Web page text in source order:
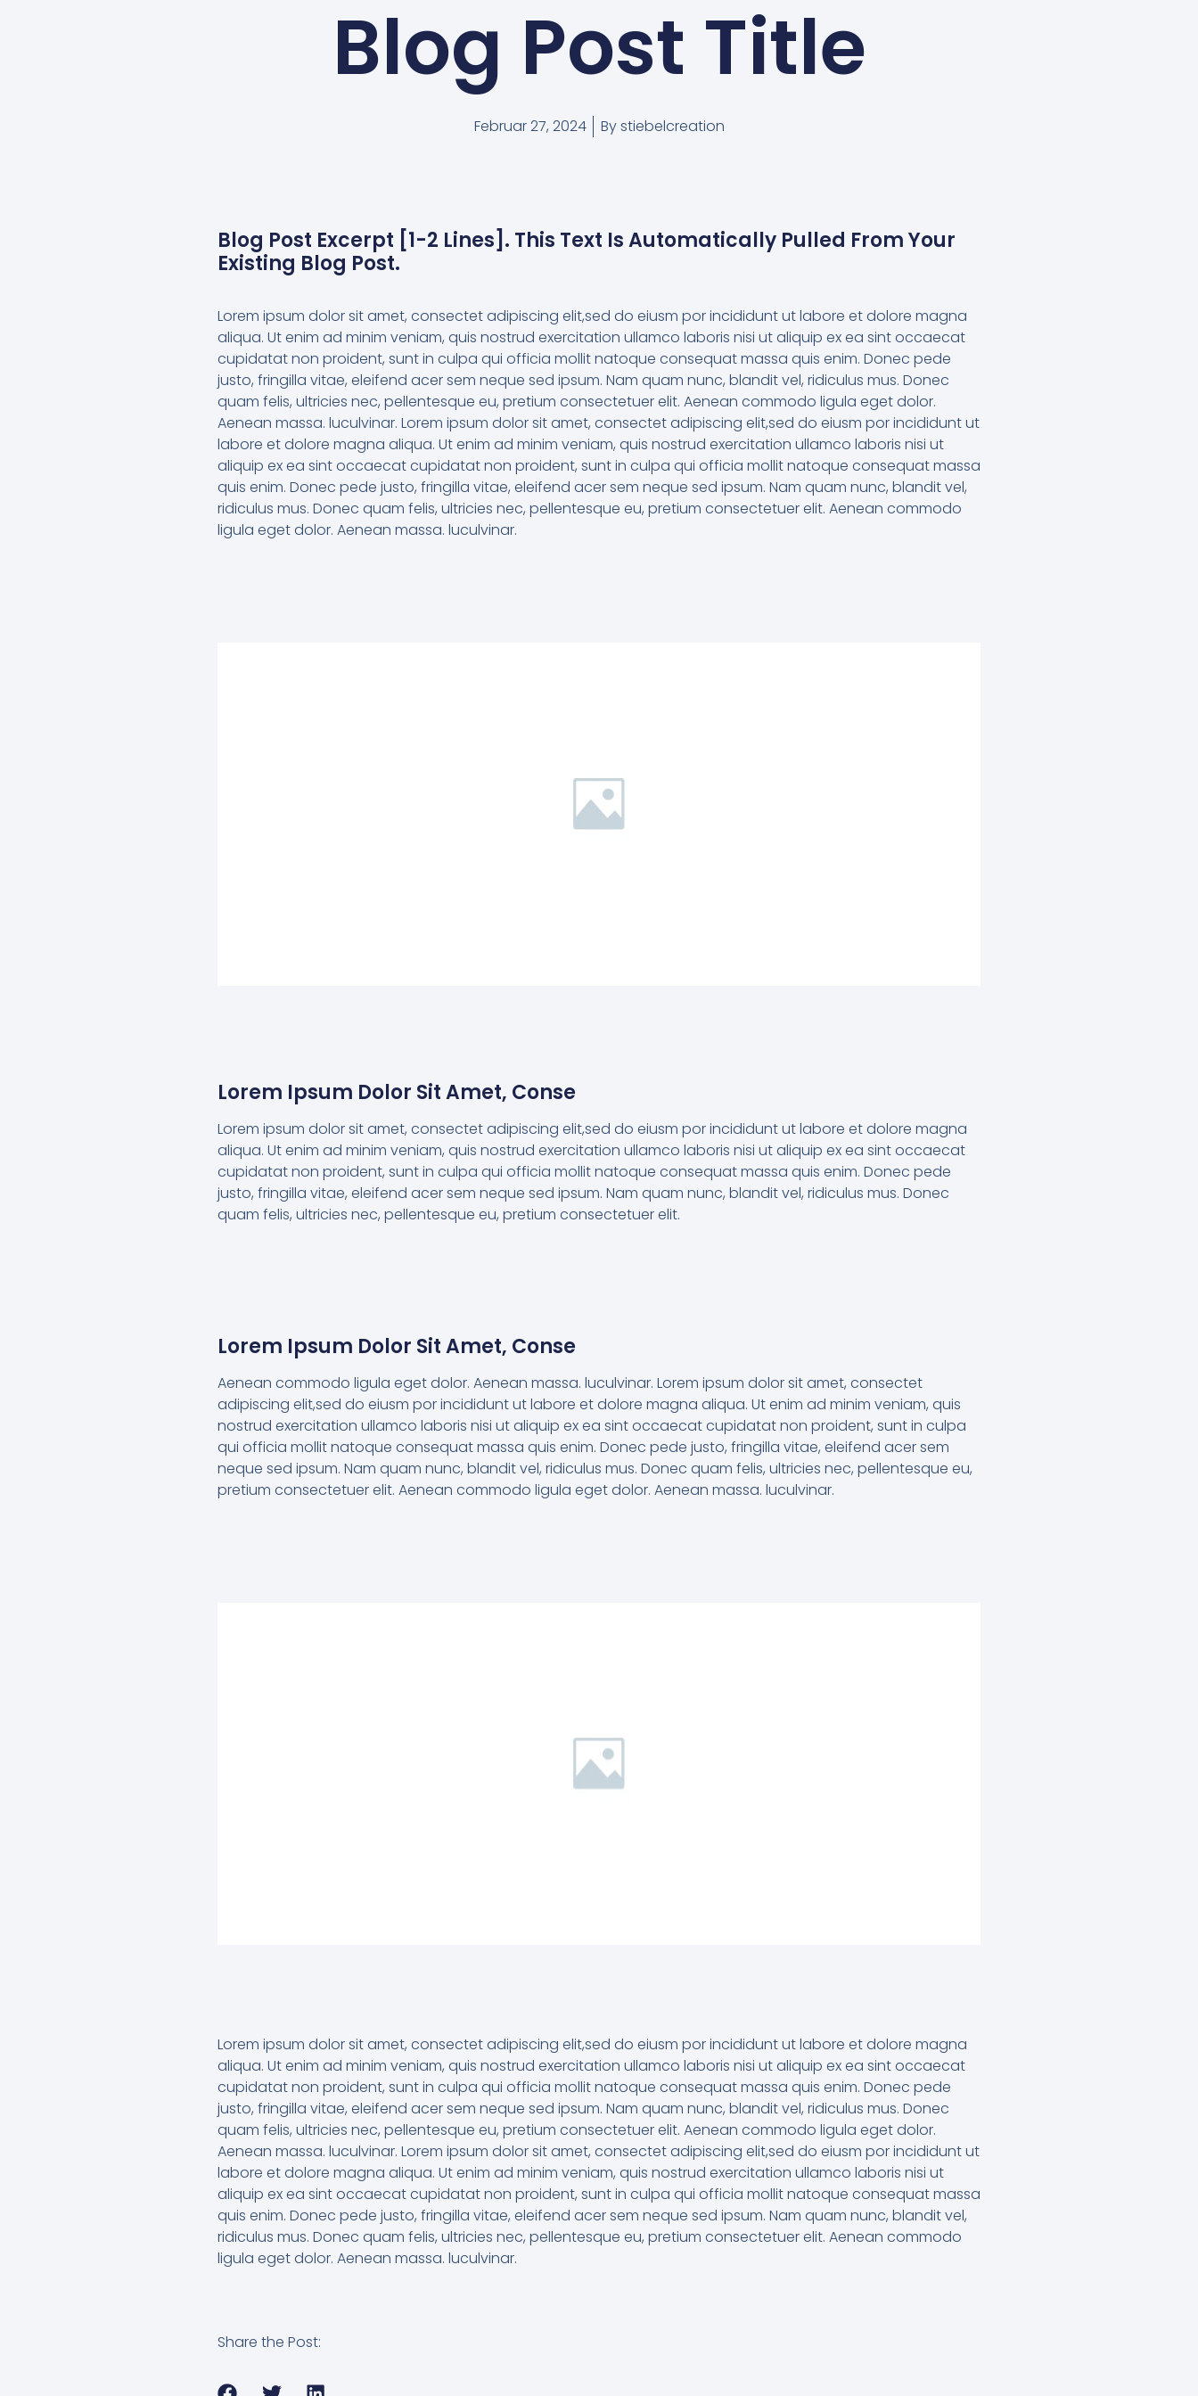
Blog Post Title
Februar 27, 2024 Bystiebelcreation
Blog Post Excerpt [1-2 Lines]. This Text Is Automatically Pulled From Your
Existing Blog Post.
Lorem ipsum dolor sit amet, consectet adipiscing elit,sed do eiusm por incididunt ut labore et dolore magna
aliqua. Ut enim ad minim veniam, quis nostrud exercitation ullamco laboris nisi ut aliquip ex ea sint occaecat
cupidatat non proident, sunt in culpa qui officia mollit natoque consequat massa quis enim. Donec pede
justo, fringilla vitae, eleifend acer sem neque sed ipsum. Nam quam nunc, blandit vel, ridiculus mus. Donec
quam felis, ultricies nec, pellentesque eu, pretium consectetuer elit. Aenean commodo ligula eget dolor.
Aenean massa. luculvinar. Lorem ipsum dolor sit amet, consectet adipiscing elit,sed do eiusm por incididunt ut
labore et dolore magna aliqua. Ut enim ad minim veniam, quis nostrud exercitation ullamco laboris nisi ut
aliquip ex ea sint occaecat cupidatat non proident, sunt in culpa qui officia mollit natoque consequat massa
quis enim. Donec pede justo, fringilla vitae, eleifend acer sem neque sed ipsum. Nam quam nunc, blandit vel,
ridiculus mus. Donec quam felis, ultricies nec, pellentesque eu, pretium consectetuer elit. Aenean commodo
ligula eget dolor. Aenean massa. luculvinar.
Lorem Ipsum Dolor Sit Amet, Conse
Lorem ipsum dolor sit amet, consectet adipiscing elit,sed do eiusm por incididunt ut labore et dolore magna
aliqua. Ut enim ad minim veniam, quis nostrud exercitation ullamco laboris nisi ut aliquip ex ea sint occaecat
cupidatat non proident, sunt in culpa qui officia mollit natoque consequat massa quis enim. Donec pede
justo, fringilla vitae, eleifend acer sem neque sed ipsum. Nam quam nunc, blandit vel, ridiculus mus. Donec
quam felis, ultricies nec, pellentesque eu, pretium consectetuer elit.
Lorem Ipsum Dolor Sit Amet, Conse
Aenean commodo ligula eget dolor. Aenean massa. luculvinar. Lorem ipsum dolor sit amet, consectet
adipiscing elit,sed do eiusm por incididunt ut labore et dolore magna aliqua. Ut enim ad minim veniam, quis
nostrud exercitation ullamco laboris nisi ut aliquip ex ea sint occaecat cupidatat non proident, sunt in culpa
qui officia mollit natoque consequat massa quis enim. Donec pede justo, fringilla vitae, eleifend acer sem
neque sed ipsum. Nam quam nunc, blandit vel, ridiculus mus. Donec quam felis, ultricies nec, pellentesque eu,
pretium consectetuer elit. Aenean commodo ligula eget dolor. Aenean massa. luculvinar.
Lorem ipsum dolor sit amet, consectet adipiscing elit,sed do eiusm por incididunt ut labore et dolore magna
aliqua. Ut enim ad minim veniam, quis nostrud exercitation ullamco laboris nisi ut aliquip ex ea sint occaecat
cupidatat non proident, sunt in culpa qui officia mollit natoque consequat massa quis enim. Donec pede
justo, fringilla vitae, eleifend acer sem neque sed ipsum. Nam quam nunc, blandit vel, ridiculus mus. Donec
quam felis, ultricies nec, pellentesque eu, pretium consectetuer elit. Aenean commodo ligula eget dolor.
Aenean massa. luculvinar. Lorem ipsum dolor sit amet, consectet adipiscing elit,sed do eiusm por incididunt ut
labore et dolore magna aliqua. Ut enim ad minim veniam, quis nostrud exercitation ullamco laboris nisi ut
aliquip ex ea sint occaecat cupidatat non proident, sunt in culpa qui officia mollit natoque consequat massa
quis enim. Donec pede justo, fringilla vitae, eleifend acer sem neque sed ipsum. Nam quam nunc, blandit vel,
ridiculus mus. Donec quam felis, ultricies nec, pellentesque eu, pretium consectetuer elit. Aenean commodo
ligula eget dolor. Aenean massa. luculvinar.
Share the Post: